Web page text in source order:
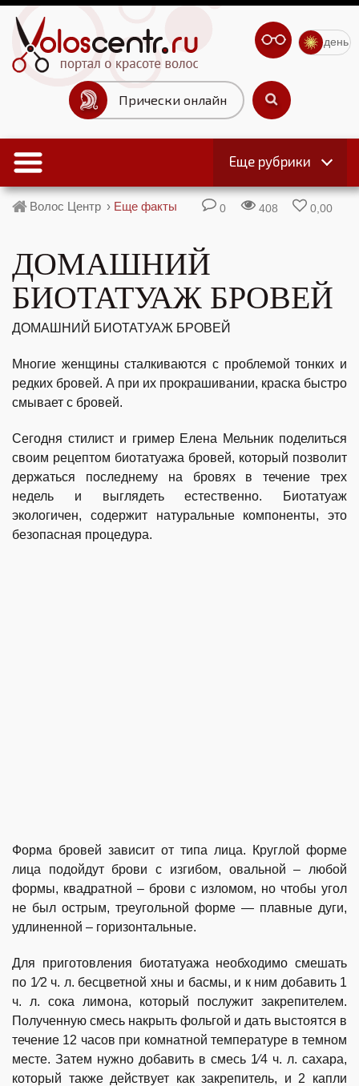
Прически онлайн
день
Еще рубрики
Волос Центр › Еще факты 0 408 0,00
ДОМАШНИЙ
БИОТАТУАЖ БРОВЕЙ
ДОМАШНИЙ БИОТАТУАЖ БРОВЕЙ
Многие женщины сталкиваются с проблемой тонких и
редких бровей. А при их прокрашивании, краска быстро
смывает с бровей.
Сегодня стилист и гример Елена Мельник поделиться
своим рецептом биотатуажа бровей, который позволит
держаться последнему на бровях в течение трех
недель и выглядеть естественно. Биотатуаж
экологичен, содержит натуральные компоненты, это
безопасная процедура.
Форма бровей зависит от типа лица. Круглой форме
лица подойдут брови с изгибом, овальной – любой
формы, квадратной – брови с изломом, но чтобы угол
не был острым, треугольной форме — плавные дуги,
удлиненной – горизонтальные.
Для приготовления биотатуажа необходимо смешать
по 1⁄2 ч. л. бесцветной хны и басмы, и к ним добавить 1
ч. л. сока лимона, который послужит закрепителем.
Полученную смесь накрыть фольгой и дать выстоятся в
течение 12 часов при комнатной температуре в темном
месте. Затем нужно добавить в смесь 1⁄4 ч. л. сахара,
который также действует как закрепитель, и 2 капли